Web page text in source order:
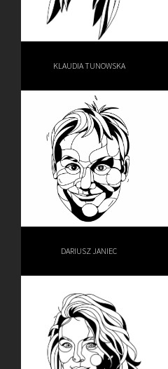
KLAUDIA TUNOWSKA
DARIUSZ JANIEC